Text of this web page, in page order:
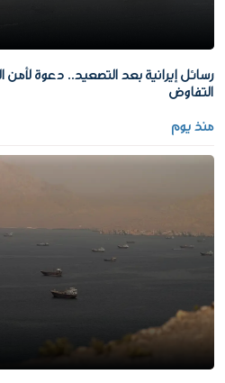
رسائل إيرانية بعد التصعيد.. دعوة
التفاوض
منذ يوم